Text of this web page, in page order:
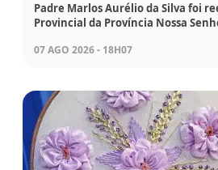
Padre Marlos Aurélio da Silva foi
Provincial da Província Nossa
07 AGO 2026 - 18H07